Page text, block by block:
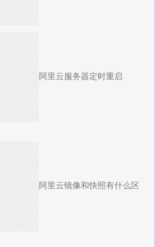
阿里云服务器定时重启
阿里云镜像和快照有什么区